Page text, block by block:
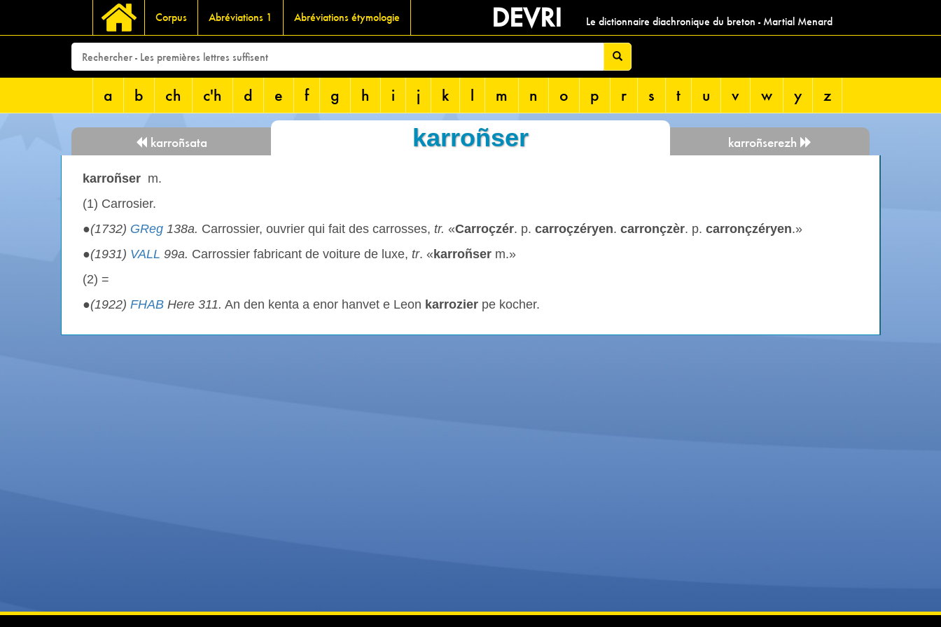
Corpus Abréviations 1 Abréviations étymologie DEVRI Le dictionnaire diachronique du breton - Martial Menard
a b ch c'h d e f g h i j k l m n o p r s t u v w y z
karroñsata karroñser karroñserezh
karroñser m.
(1) Carrosier.
●(1732) GReg 138a. Carrossier, ouvrier qui fait des carrosses, tr. «Carroçzér. p. carroçzéryen. carronçzèr. p. carronçzéryen.»
●(1931) VALL 99a. Carrossier fabricant de voiture de luxe, tr. « karroñser m.»
(2) =
●(1922) FHAB Here 311. An den kenta a enor hanvet e Leon karrozier pe kocher.